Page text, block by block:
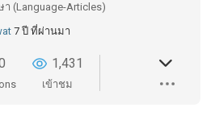
(Language-Articles)
7 ปี ที่ผ่านมา
1,431
เข้าชม